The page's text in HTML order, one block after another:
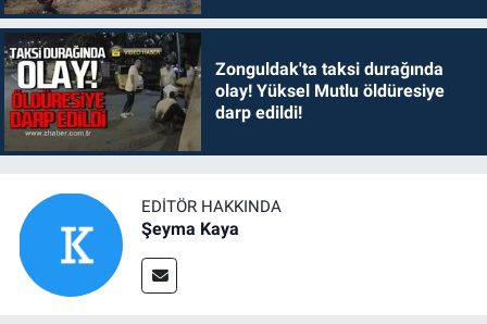
Zonguldak'ta taksi durağında
olay! Yüksel Mutlu öldüresiye
darp edildi!
EDITÖR HAKKINDA
Şeyma Kaya